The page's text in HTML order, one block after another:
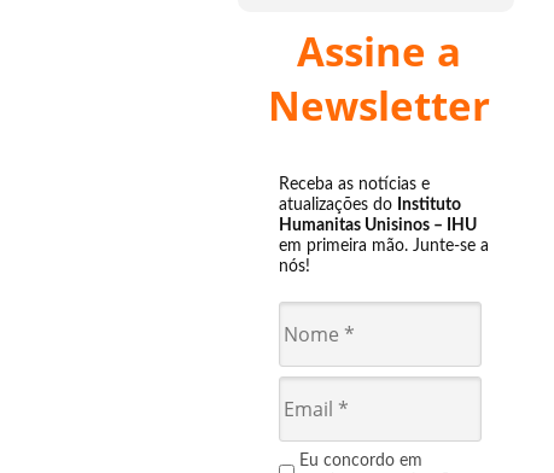
Assine a
Newsletter
Receba as notícias e
atualizações do Instituto
Humanitas Unisinos – IHU
em primeira mão. Junte-se a
nós!
Eu concordo em